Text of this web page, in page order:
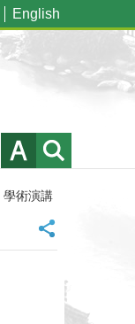
English
學術演講